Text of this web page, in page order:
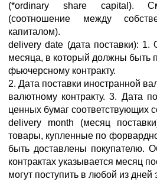
(*ordinary share capital).
(соотношение между
капиталом).
delivery date (дата поставки): 1.
месяца, в который должны быть
фьючерсному контракту.
2. Дата поставки иностранной
валютному контракту. 3. Дата
ценных бумаг соответствующих
delivery month (месяц
товары, купленные по
быть доставлены покупателю.
контрактах указывается месяц
могут поступить в любой из дней